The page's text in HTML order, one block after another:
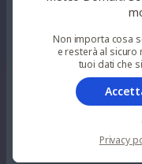
100
UV
28°
42
UV
°
100
UV
Non importa cosa
e resterà al sicuro
tuoi dati che
Privacy